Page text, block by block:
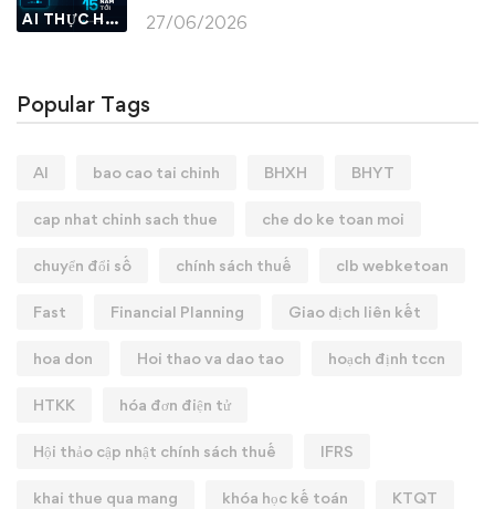
AI THỰC HÀNH 27/06/2026
Popular Tags
AI bao cao tai chinh BHXH BHYT
cap nhat chinh sach thue che do ke toan moi
chuyển đổi số chính sách thuế clb webketoan
Fast Financial Planning Giao dịch liên kết
hoa don Hoi thao va dao tao hoạch định tccn
HTKK hóa đơn điện tử
Hội thảo cập nhật chính sách thuế IFRS
khai thue qua mang khóa học kế toán KTQT